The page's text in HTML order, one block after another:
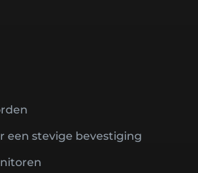
een stevige bevestiging